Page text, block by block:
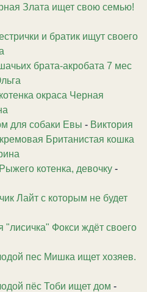
Злата ищет свою семью!
и братик ищут своего
брата-акробата 7 мес
окраса Черная
для собаки Евы - Виктория
Британистая кошка
котенка, девочку -
Лайт с которым не будет
"лисичка" Фокси ждёт своего
пес Мишка ищет хозяев.
пёс Тоби ищет дом -